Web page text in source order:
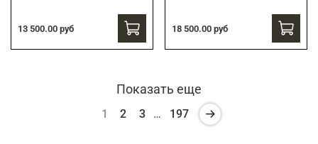
13 500.00 руб 18 500.00 руб
Показать еще
1 2 3 … 197